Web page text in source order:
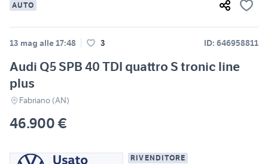
AUTO
13 mag alle 17:48 3 ID: 646958811
Audi Q5 SPB 40 TDI quattro S tronic line
plus
Fabriano (AN)
46.900 €
RIVENDITORE